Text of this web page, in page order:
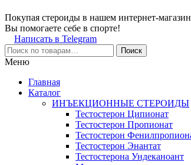
Покупая стероиды в нашем интернет-
Вы помогаете себе в спорте!
Написать в Telegram
Поиск
Меню
Главная
Каталог
ИНЪЕКЦИОННЫЕ СТЕРОИДЫ
Тестостерон Ципионат
Тестостерон Пропионат
Тестостерон
Тестостерон Энантат
Тестостерона Ундеканоант